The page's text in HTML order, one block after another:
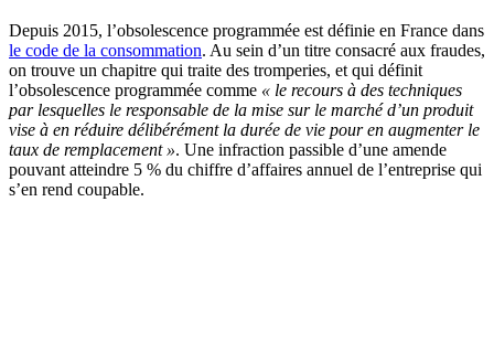
Depuis 2015, l’obsolescence programmée est définie en France dans
le code de la consommation. Au sein d’un titre consacré aux fraudes,
on trouve un chapitre qui traite des tromperies, et qui définit
l’obsolescence programmée comme « le recours à des techniques
par lesquelles le responsable de la mise sur le marché d’un produit
vise à en réduire délibérément la durée de vie pour en augmenter le
taux de remplacement ». Une infraction passible d’une amende
pouvant atteindre 5 % du chiffre d’affaires annuel de l’entreprise qui
s’en rend coupable.